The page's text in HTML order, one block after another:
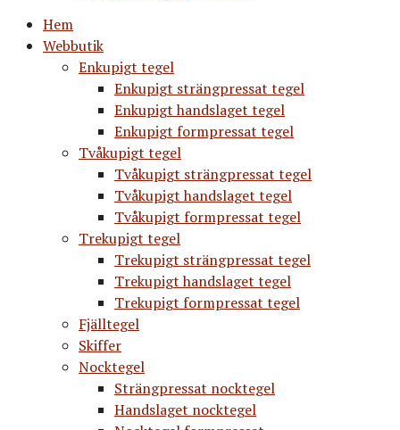
Hem
Webbutik
Enkupigt tegel
Enkupigt strängpressat tegel
Enkupigt handslaget tegel
Enkupigt formpressat tegel
Tvåkupigt tegel
Tvåkupigt strängpressat tegel
Tvåkupigt handslaget tegel
Tvåkupigt formpressat tegel
Trekupigt tegel
Trekupigt strängpressat tegel
Trekupigt handslaget tegel
Trekupigt formpressat tegel
Fjälltegel
Skiffer
Nocktegel
Strängpressat nocktegel
Handslaget nocktegel